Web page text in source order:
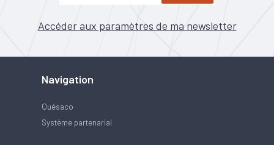
Accéder aux paramètres de ma newsletter
Navigation
Quésaco
Système partenarial